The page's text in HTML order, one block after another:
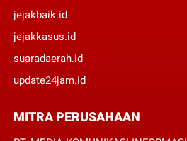
jejakbaik.id
jejakkasus.id
suaradaerah.id
update24jam.id
MITRA PERUSAHAAN